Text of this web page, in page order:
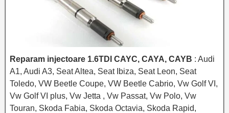
Reparam injectoare 1.6TDI CAYC, CAYA, CAYB : Audi
A1, Audi A3, Seat Altea, Seat Ibiza, Seat Leon, Seat
Toledo, VW Beetle Coupe, VW Beetle Cabrio, Vw Golf VI,
Vw Golf VI plus, Vw Jetta , Vw Passat, Vw Polo, Vw
Touran, Skoda Fabia, Skoda Octavia, Skoda Rapid,